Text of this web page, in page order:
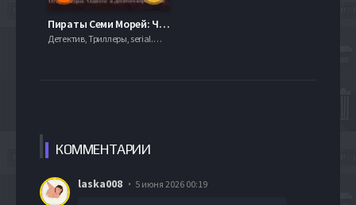
Пираты Семи Морей: Черная борода (2006)
Детектив, Триллеры, serial.mob
КОММЕНТАРИИ
laska008 5 июня 2026 00:19